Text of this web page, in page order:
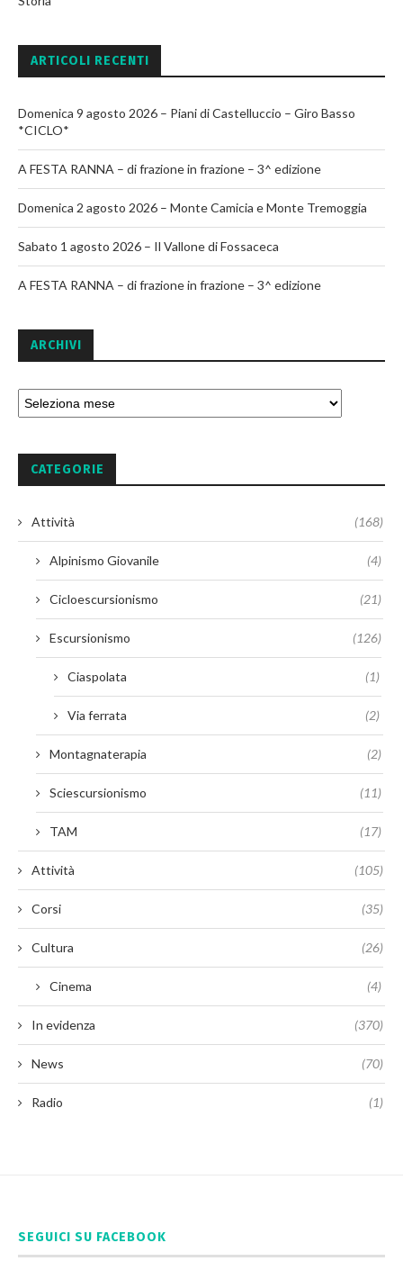
ARTICOLI RECENTI
Domenica 9 agosto 2026 – Piani di Castelluccio – Giro Basso
*CICLO*
A FESTA RANNA – di frazione in frazione – 3^ edizione
Domenica 2 agosto 2026 – Monte Camicia e Monte Tremoggia
Sabato 1 agosto 2026 – Il Vallone di Fossaceca
A FESTA RANNA – di frazione in frazione – 3^ edizione
ARCHIVI
CATEGORIE
Attività (168)
Alpinismo Giovanile (4)
Cicloescursionismo (21)
Escursionismo (126)
Ciaspolata (1)
Via ferrata (2)
Montagnaterapia (2)
Sciescursionismo (11)
TAM (17)
Attività (105)
Corsi (35)
Cultura (26)
Cinema (4)
In evidenza (370)
News (70)
Radio (1)
SEGUICI SU FACEBOOK